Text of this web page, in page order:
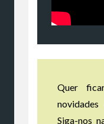
Quer
Siga-nos